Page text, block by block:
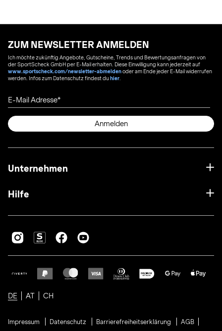
ZUM NEWSLETTER ANMELDEN
Ich möchte zukünftig Angebote, Gutscheine, Trends und Bewertungsanfragen von
der SportScheck GmbH per E-Mail erhalten. Diese Einwilligung kann jederzeit auf
www.sportscheck.com/newsletter-abmeldenoder am Ende jeder E-Mail widerrufen
werden. Infos zum Datenschutz findest duhier
E-Mail Adresse
Anmelden
Unternehmen
Hilfe
DE AT CH
Impressum Datenschutz Barrierefreiheitserklärung
AGB